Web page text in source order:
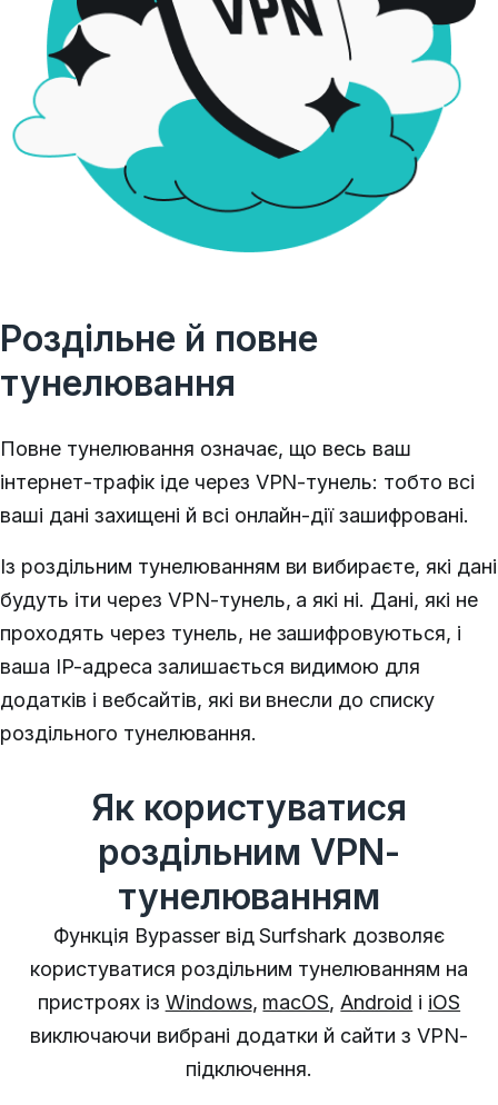
Роздільне й повне
тунелювання
Повне тунелювання означає, що весь ваш
інтернет-трафік іде через VPN-тунель: тобто всі
ваші дані захищені й всі онлайн-дії зашифровані.
Із роздільним тунелюванням ви вибираєте, які дані
будуть іти через VPN-тунель, а які ні. Дані, які не
проходять через тунель, не зашифровуються, і
ваша IP-адреса залишається видимою для
додатків і вебсайтів, які ви внесли до списку
роздільного тунелювання.
Як користуватися
роздільним VPN-
тунелюванням
Функція Bypasser від Surfshark дозволяє
користуватися роздільним тунелюванням на
пристроях із Windows, macOS, Android і iOS
виключаючи вибрані додатки й сайти з VPN-
підключення.